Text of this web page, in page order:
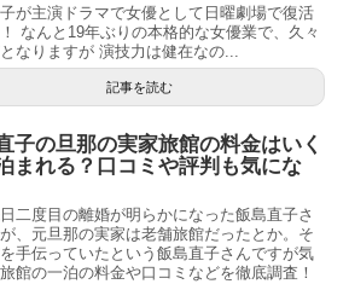
が主演ドラマで女優として日曜劇場で復活
なんと19年ぶりの本格的な女優業で、久々
なりますが 演技力は健在なの...
記事を読む
子の旦那の実家旅館の料金はいく
まれる？口コミや評判も気にな
二度目の離婚が明らかになった飯島直子さ
、元旦那の実家は老舗旅館だったとか。そ
手伝っていたという飯島直子さんですが気
館の一泊の料金や口コミなどを徹底調査！